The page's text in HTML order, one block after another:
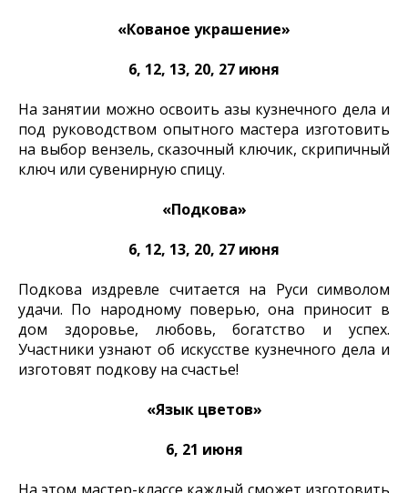
«Кованое украшение»
6, 12, 13, 20, 27 июня
На занятии можно освоить азы кузнечного дела и
под руководством опытного мастера изготовить
на выбор вензель, сказочный ключик, скрипичный
ключ или сувенирную спицу.
«Подкова»
6, 12, 13, 20, 27 июня
Подкова издревле считается на Руси символом
удачи. По народному поверью, она приносит в
дом здоровье, любовь, богатство и успех.
Участники узнают об искусстве кузнечного дела и
изготовят подкову на счастье!
«Язык цветов»
6, 21 июня